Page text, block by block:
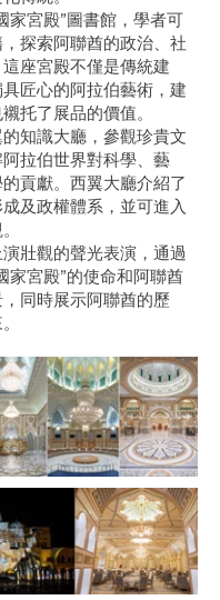
家宮殿”圖書館，學者可
探索阿聯酋的政治、社
座宮殿不僅是傳統建
匠心的阿拉伯藝術，建
托了展品的價值。
知識大廳，參觀珍貴文
拉伯世界對科學、藝
貢獻。西翼大廳介紹了
及政權體系，並可進入
壯觀的聲光表演，通過
家宮殿”的使命和阿聯酋
同時展示阿聯酋的歷